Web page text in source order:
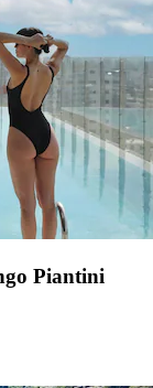
Piantini